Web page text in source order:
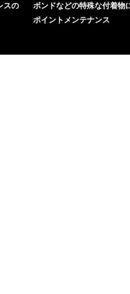
スの
ボンドなどの特殊な付着物
ポイントメンテナンス